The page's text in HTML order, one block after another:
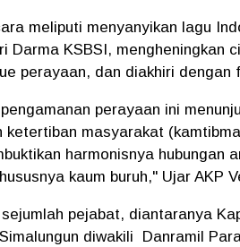
meliputi menyanyikan lagu
Darma KSBSI, mengheningkan
perayaan, dan diakhiri
perayaan ini
ketertiban masyarakat
harmonisnya hubungan
kaum buruh," Ujar AKP
pejabat, diantaranya
diwakili Danramil